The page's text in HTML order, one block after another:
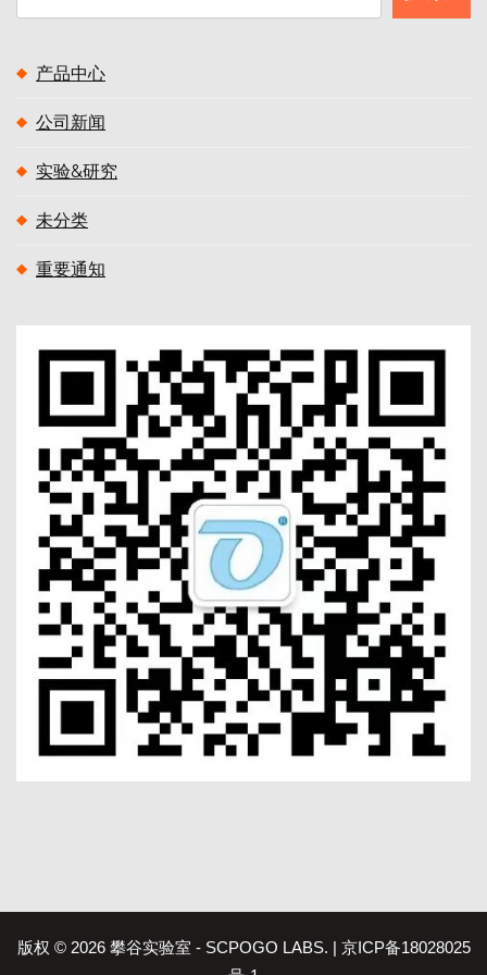
产品中心
公司新闻
实验&研究
未分类
重要通知
版权 © 2026 攀谷实验室 - SCPOGO LABS. | 京ICP备18028025